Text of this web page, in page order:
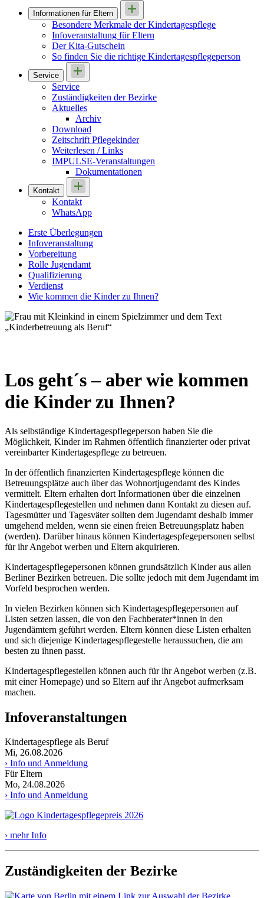
Informationen für Eltern
Besondere Merkmale der Kindertagespflege
Infoveranstaltung für Eltern
Der Kita-Gutschein
So finden Sie die richtige Kindertagespflegeperson
Service
Service
Zuständigkeiten der Bezirke
Aktuelles
Archiv
Download
Zeitschrift Pflegekinder
Weiterlesen / Links
IMPULSE-Veranstaltungen
Dokumentationen
Kontakt
Kontakt
WhatsApp
Erste Überlegungen
Infoveranstaltung
Vorbereitung
Rolle Jugendamt
Qualifizierung
Verdienst
Wie kommen die Kinder zu Ihnen?
Los geht´s – aber wie kommen
die Kinder zu Ihnen?
Als selbständige Kindertagespflegeperson haben Sie die
Möglichkeit, Kinder im Rahmen öffentlich finanzierter oder privat
vereinbarter Kindertagespflege zu betreuen.
In der öffentlich finanzierten Kindertagespflege können die
Betreuungsplätze auch über das Wohnortjugendamt des Kindes
vermittelt. Eltern erhalten dort Informationen über die einzelnen
Kindertagespflegestellen und nehmen dann Kontakt zu diesen auf.
Tagesmütter und Tagesväter sollten dem Jugendamt deshalb immer
umgehend melden, wenn sie einen freien Betreuungsplatz haben
(werden). Darüber hinaus können Kindertagespfegepersonen selbst
für ihr Angebot werben und Eltern akquirieren.
Kindertagespflegepersonen können grundsätzlich Kinder aus allen
Berliner Bezirken betreuen. Die sollte jedoch mit dem Jugendamt im
Vorfeld besprochen werden.
In vielen Bezirken können sich Kindertagespflegepersonen auf
Listen setzen lassen, die von den Fachberater*innen in den
Jugendämtern geführt werden. Eltern können diese Listen erhalten
und sich diejenige Kindertagespflegestelle heraussuchen, die am
besten zu ihnen passt.
Kindertagespflegestellen können auch für ihr Angebot werben (z.B.
mit einer Homepage) und so Eltern auf ihr Angebot aufmerksam
machen.
Infoveranstaltungen
Kindertagespflege als Beruf
Mi, 26.08.2026
› Info und Anmeldung
Für Eltern
Mo, 24.08.2026
› Info und Anmeldung
› mehr Info
Zuständigkeiten der Bezirke